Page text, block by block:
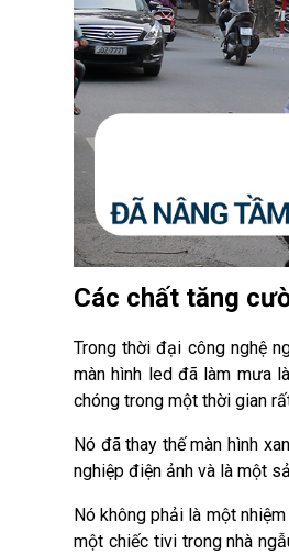
Các chất tăng
Trong thời đại công nghệ
màn hình led đã làm mưa
chóng trong một thời gian
Nó đã thay thế màn hình
nghiệp điện ảnh và là một
Nó không phải là một
một chiếc tivi trong nhà